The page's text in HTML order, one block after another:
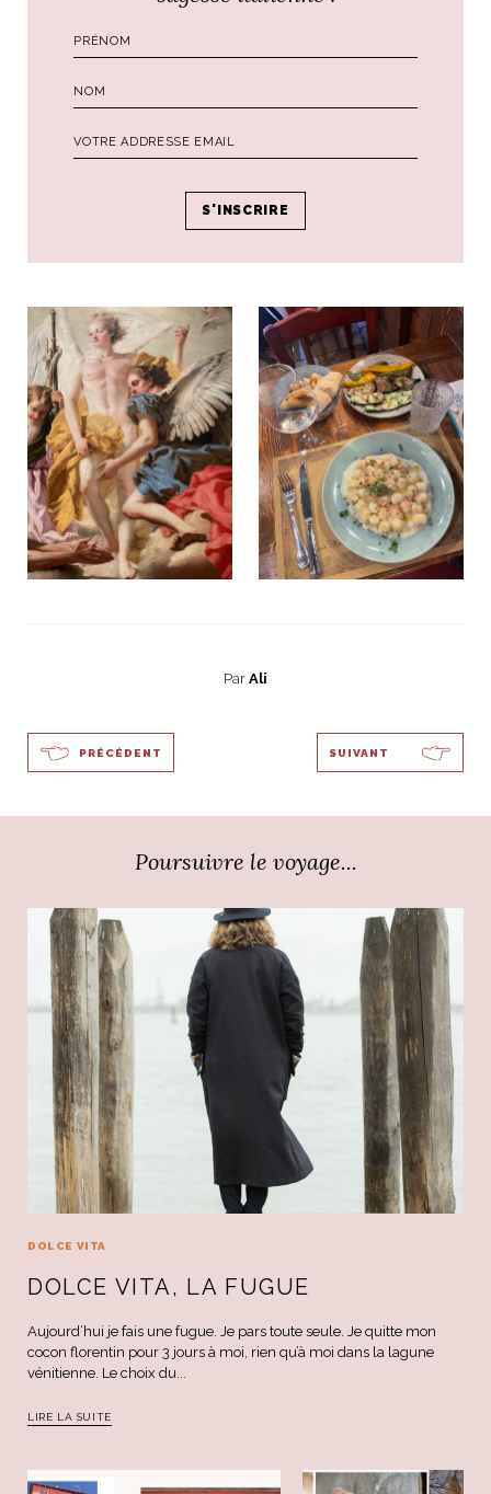
Par Ali
PRÉCÉDENT SUIVANT
Poursuivre le voyage...
DOLCE VITA
DOLCE VITA, LA FUGUE
Aujourd’hui je fais une fugue. Je pars toute seule. Je quitte mon
cocon florentin pour 3 jours à moi, rien qu’à moi dans la lagune
vénitienne. Le choix du...
LIRE LA SUITE